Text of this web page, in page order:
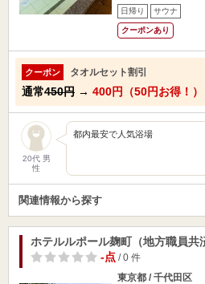
日帰り サウナ
クーポンあり
クーポン タオルセット割引
通常450円 → 400円（50円お得！）
20代 男
性
都内最安で人気浴場
関連情報から探す
ホテルルポール麹町（地方職員共
-点/ 0 件
東京都 / 千代田区